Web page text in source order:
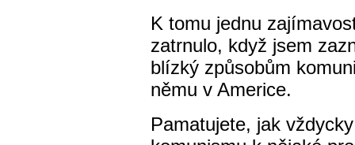
K tomu jednu
zatrnulo, když jsem
blízký způsobům
němu v Americe.
Pamatujete, jak